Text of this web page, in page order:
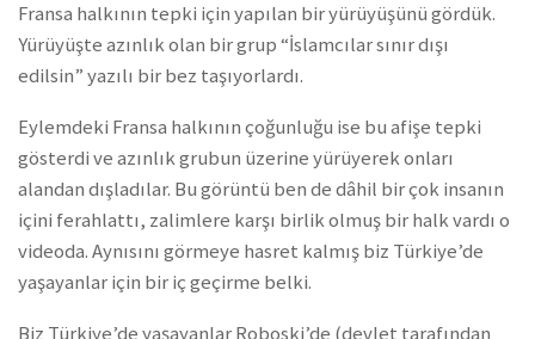
Fransa halkının tepki için yapılan bir yürüyüşünü gördük.
Yürüyüşte azınlık olan bir grup “İslamcılar sınır dışı
edilsin” yazılı bir bez taşıyorlardı.
Eylemdeki Fransa halkının çoğunluğu ise bu afişe tepki
gösterdi ve azınlık grubun üzerine yürüyerek onları
alandan dışladılar. Bu görüntü ben de dâhil bir çok insanın
içini ferahlattı, zalimlere karşı birlik olmuş bir halk vardı o
videoda. Aynısını görmeye hasret kalmış biz Türkiye’de
yaşayanlar için bir iç geçirme belki.
Biz Türkiye’de yaşayanlar Roboski’de (devlet tarafından